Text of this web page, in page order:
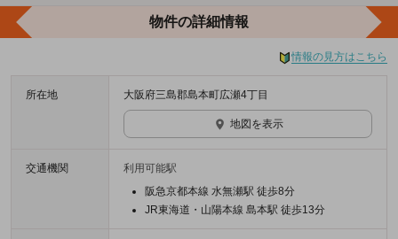
物件の詳細情報
情報の見方はこちら
所在地 大阪府三島郡島本町広瀬4丁目
地図を表示
交通機関
利用可能駅
阪急京都本線 水無瀬駅 徒歩8分
JR東海道・山陽本線 島本駅 徒歩13分